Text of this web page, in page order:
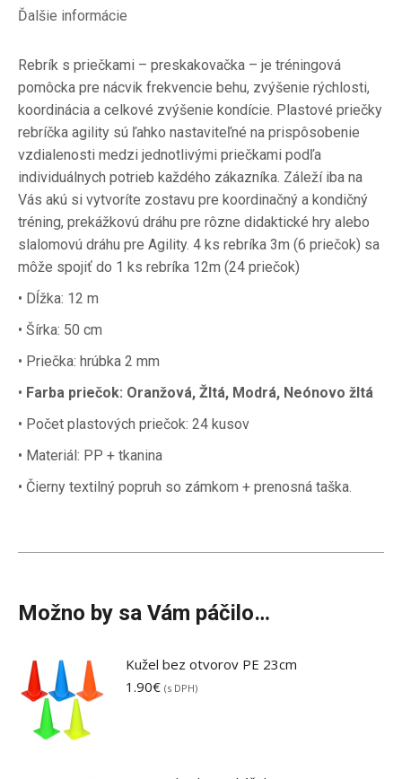
Ďalšie informácie
Rebrík s priečkami – preskakovačka – je tréningová
pomôcka pre nácvik frekvencie behu, zvýšenie rýchlosti,
koordinácia a celkové zvýšenie kondície. Plastové priečky
rebríčka agility sú ľahko nastaviteľné na prispôsobenie
vzdialenosti medzi jednotlivými priečkami podľa
individuálnych potrieb každého zákazníka. Záleží iba na
Vás akú si vytvoríte zostavu pre koordinačný a kondičný
tréning, prekážkovú dráhu pre rôzne didaktické hry alebo
slalomovú dráhu pre Agility. 4 ks rebríka 3m (6 priečok) sa
môže spojiť do 1 ks rebríka 12m (24 priečok)
• Dĺžka: 12 m
• Šírka: 50 cm
• Priečka: hrúbka 2 mm
• Farba priečok: Oranžová, Žltá, Modrá, Neónovo žltá
• Počet plastových priečok: 24 kusov
• Materiál: PP + tkanina
• Čierny textilný popruh so zámkom + prenosná taška.
Možno by sa Vám páčilo…
Kužel bez otvorov PE 23cm
1.90€ (s DPH)